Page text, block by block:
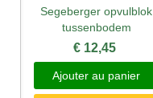
Segeberger opvulblok
tussenbodem
€ 12,45
Ajouter au panier